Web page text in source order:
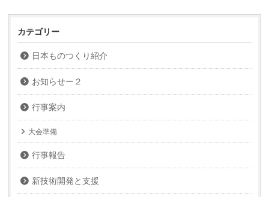
ブ
カテゴリー
日本ものつくり紹介
お知らせー２
行事案内
大会準備
行事報告
新技術開発と支援